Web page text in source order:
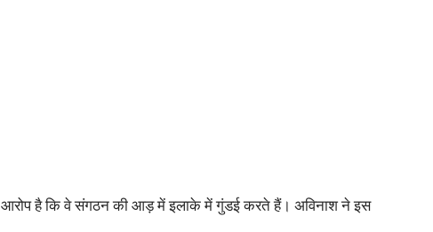
आरोप है कि वे संगठन की आड़ में इलाके में गुंडई करते हैं। अविनाश ने इस